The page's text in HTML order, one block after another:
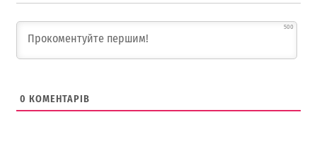
500
0 КОМЕНТАРІВ